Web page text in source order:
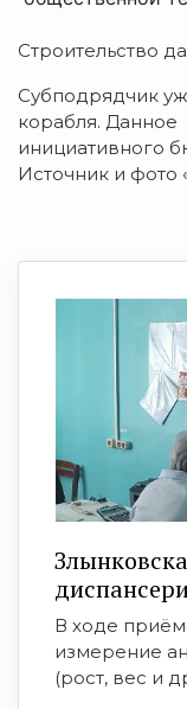
Строительство
Субподрядчик
корабля. Данное
инициативного
Источник и фото
В ходе
измерение
(рост, вес и